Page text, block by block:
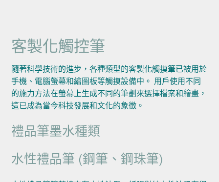
客製化觸控筆
隨著科學技術的進步，各種類型的客製化觸摸筆已被用於
手機、電腦螢幕和繪圖板等觸摸設備中。 用戶使用不同
的施力方法在螢幕上生成不同的筆劃來選擇檔案和繪畫，
這已成為當今科技發展和文化的象徵。
禮品筆墨水種類
水性禮品筆 (鋼筆、鋼珠筆)